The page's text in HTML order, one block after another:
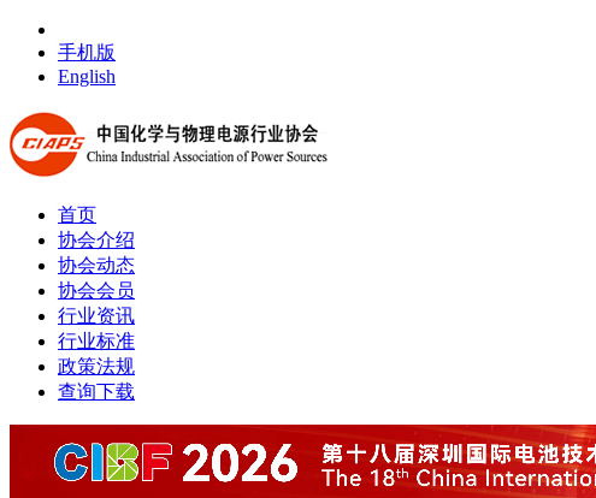
手机版
English
首页
协会介绍
协会动态
协会会员
行业资讯
行业标准
政策法规
查询下载